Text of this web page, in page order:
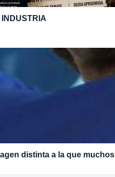
distinta a la que